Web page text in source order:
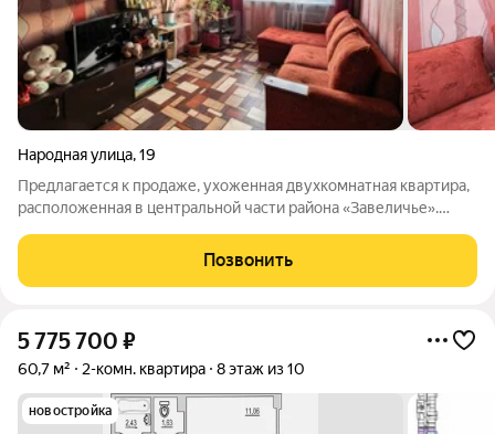
Народная улица,19
Предлагается к продаже, ухоженная двухкомнатная квартира,
расположенная в центральной части района «Завеличье».
дома. Жильё полностью готово к проживанию выполнен
косметический ремонт,
Позвонить
5 775 700 ₽
60,7 м² 2-комн. квартира 8 этаж из 10
новостройка